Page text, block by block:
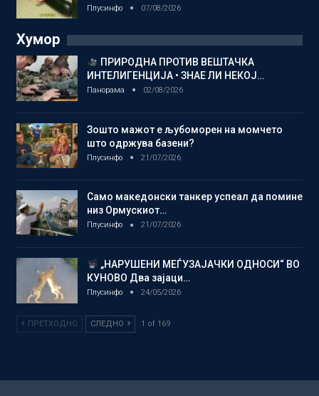
Плусинфо 07/08/2026
Хумор
ПРИРОДНА ПРОТИВ ВЕШТАЧКА
ИНТЕЛИГЕНЦИЈА • ЗНАЕ ЛИ НЕКОЈ…
Панорама 02/08/2026
Зошто мажот е љубоморен на момчето
што одржува базени?
Плусинфо 21/07/2026
Само македонски танкер успеал да помине
низ Ормускиот…
Плусинфо 21/07/2026
„НАРУШЕНИ МЕЃУЗАЈАЧКИ ОДНОСИ“ ВО
КУНОВО Два зајаци…
Плусинфо 24/05/2026
ПРЕТХОДНО СЛЕДНО 1 of 169